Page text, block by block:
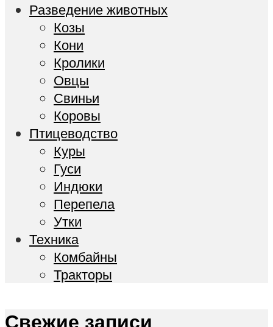
Разведение животных
Козы
Кони
Кролики
Овцы
Свиньи
Коровы
Птицеводство
Куры
Гуси
Индюки
Перепела
Утки
Техника
Комбайны
Тракторы
Свежие записи